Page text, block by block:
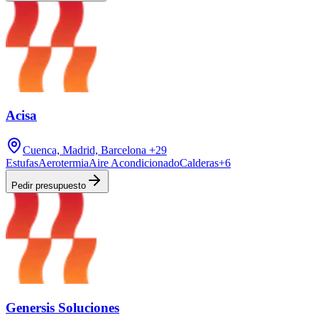
Acisa
Cuenca, Madrid, Barcelona +29
EstufasAerotermiaAire AcondicionadoCalderas+6
Pedir presupuesto
Genersis Soluciones